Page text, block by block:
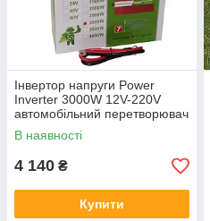
Інвертор напруги Power
Inverter 3000W 12V-220V
автомобільний перетворювач
струму захист від
перевантаження комплект
В наявності
4 140 ₴
Купити